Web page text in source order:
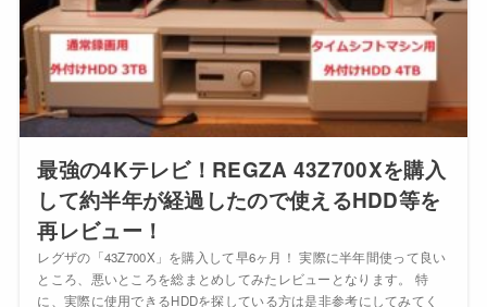
最強の4Kテレビ！REGZA 43Z700Xを購入
して約半年が経過したので使えるHDD等を
再レビュー！
レグザの「43Z700X」を購入して早6ヶ月！ 実際に半年間使って良い
ところ、悪いところを総まとめしてみたレビューとなります。 特
に、実際に使用できるHDDを探している方は是非参考にしてみてく